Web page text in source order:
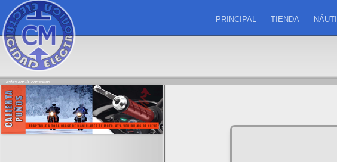
PRINCIPAL TIENDA
estas en: -> consultas